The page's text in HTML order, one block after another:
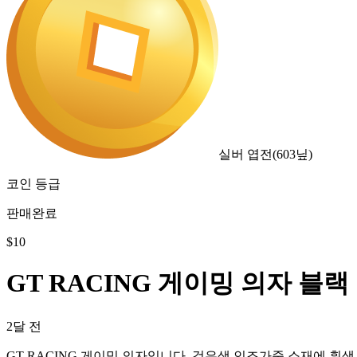
실버 엽전(603닢)
코인 등급
판매완료
$10
GT RACING 게이밍 의자 블랙
2달 전